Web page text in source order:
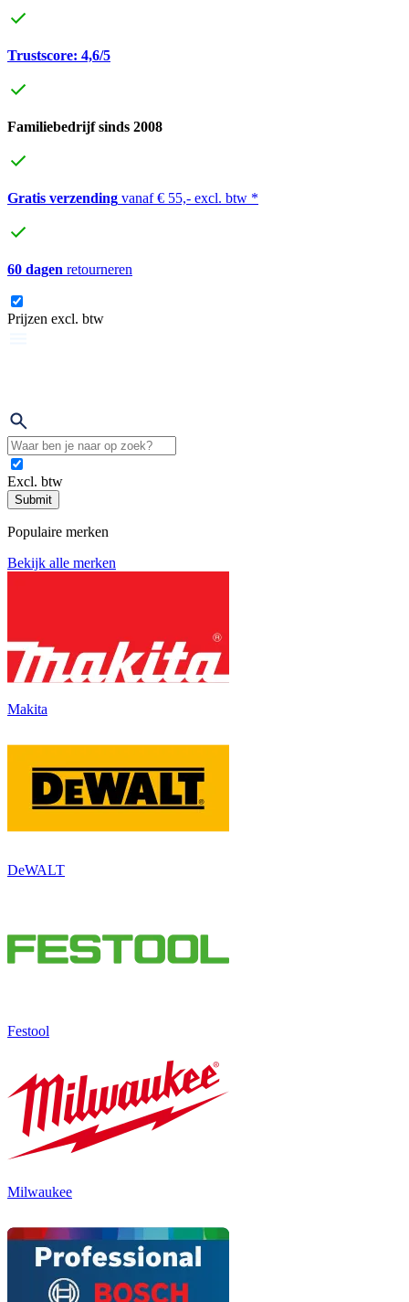
Trustscore: 4,6/5
Familiebedrijf sinds 2008
Gratis verzending vanaf € 55,- excl. btw *
60 dagen retourneren
Prijzen excl. btw
Excl. btw
Submit
Populaire merken
Bekijk alle merken
Makita
DeWALT
Festool
Milwaukee